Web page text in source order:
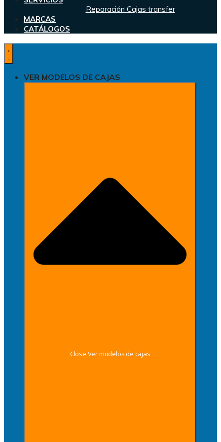
Reparación Cajas transfer
MARCAS
CATÁLOGOS
VER MODELOS DE CAJAS
Close Ver modelos de cajas